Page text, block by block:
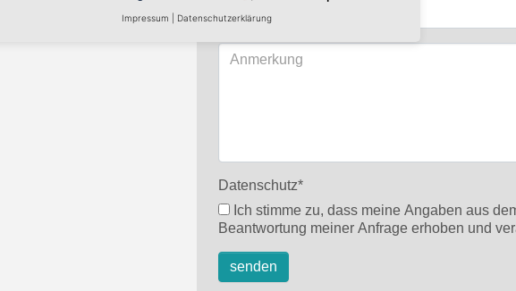
Datenschutz*
Beantwortung meiner Anfrage erhoben und
Impressum Datenschutzerklärung